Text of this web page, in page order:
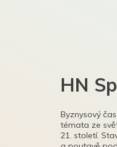
HN
Byznysový
témata ze
21. století.